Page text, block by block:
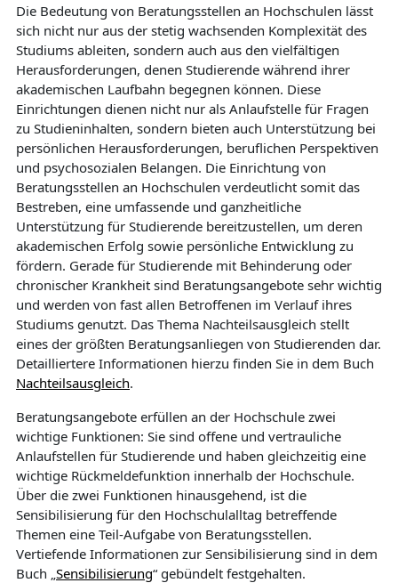
Die Bedeutung von Beratungsstellen an Hochschulen lässt
sich nicht nur aus der stetig wachsenden Komplexität des
Studiums ableiten, sondern auch aus den vielfältigen
Herausforderungen, denen Studierende während ihrer
akademischen Laufbahn begegnen können. Diese
Einrichtungen dienen nicht nur als Anlaufstelle für Fragen
zu Studieninhalten, sondern bieten auch Unterstützung bei
persönlichen Herausforderungen, beruflichen Perspektiven
und psychosozialen Belangen. Die Einrichtung von
Beratungsstellen an Hochschulen verdeutlicht somit das
Bestreben, eine umfassende und ganzheitliche
Unterstützung für Studierende bereitzustellen, um deren
akademischen Erfolg sowie persönliche Entwicklung zu
fördern. Gerade für Studierende mit Behinderung oder
chronischer Krankheit sind Beratungsangebote sehr wichtig
und werden von fast allen Betroffenen im Verlauf ihres
Studiums genutzt. Das Thema Nachteilsausgleich stellt
eines der größten Beratungsanliegen von Studierenden dar.
Detailliertere Informationen hierzu finden Sie in dem Buch
Nachteilsausgleich.
Beratungsangebote erfüllen an der Hochschule zwei
wichtige Funktionen: Sie sind offene und vertrauliche
Anlaufstellen für Studierende und haben gleichzeitig eine
wichtige Rückmeldefunktion innerhalb der Hochschule.
Über die zwei Funktionen hinausgehend, ist die
Sensibilisierung für den Hochschulalltag betreffende
Themen eine Teil-Aufgabe von Beratungsstellen.
Vertiefende Informationen zur Sensibilisierung sind in dem
Buch „ Sensibilisierung“ gebündelt festgehalten.